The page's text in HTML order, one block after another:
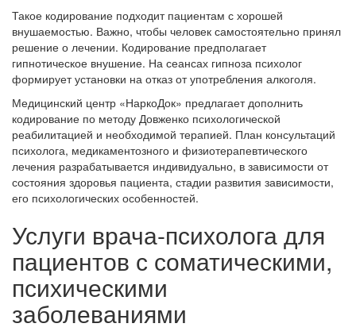
Такое кодирование подходит пациентам с хорошей
внушаемостью. Важно, чтобы человек самостоятельно принял
решение о лечении. Кодирование предполагает
гипнотическое внушение. На сеансах гипноза психолог
формирует установки на отказ от употребления алкоголя.
Медицинский центр «НаркоДок» предлагает дополнить
кодирование по методу Довженко психологической
реабилитацией и необходимой терапией. План консультаций
психолога, медикаментозного и физиотерапевтического
лечения разрабатывается индивидуально, в зависимости от
состояния здоровья пациента, стадии развития зависимости,
его психологических особенностей.
Услуги врача-психолога для
пациентов с соматическими,
психическими
заболеваниями